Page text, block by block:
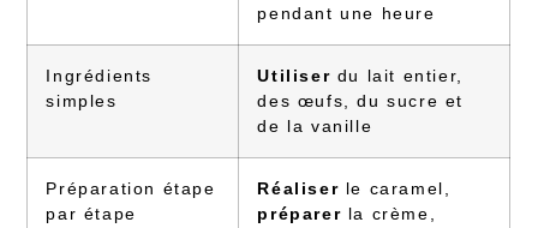
pendant une heure
Ingrédients
simples
Utiliser du lait entier,
des œufs, du sucre et
de la vanille
Préparation étape
par étape
Réaliser le caramel,
préparer la crème,